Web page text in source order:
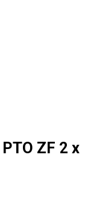
PTO ZF 2 x